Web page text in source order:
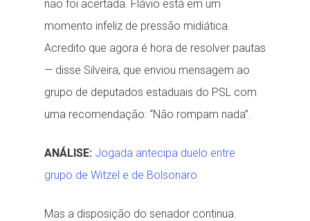
não foi acertada. Flávio está em um
momento infeliz de pressão midiática.
Acredito que agora é hora de resolver pautas
— disse Silveira, que enviou mensagem ao
grupo de deputados estaduais do PSL com
uma recomendação: “Não rompam nada”.
ANÁLISE: Jogada antecipa duelo entre
grupo de Witzel e de Bolsonaro
Mas a disposição do senador continua.